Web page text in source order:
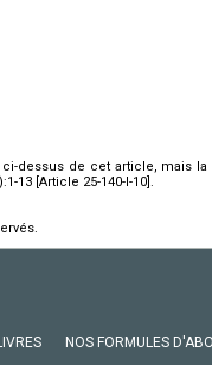
dessus de cet article, mais
13 [Article 25-140-I-10].
NOS FORMULES